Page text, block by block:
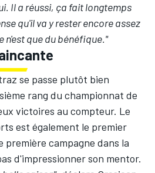
Il a réussi, ça fait longtemps
qu'il va y rester encore assez
n'est que du bénéfique."
se passe plutôt bien
rang du championnat de
victoires au compteur. Le
est également le premier
première campagne dans la
d'impressionner son mentor.